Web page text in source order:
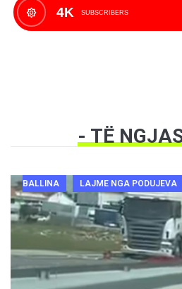
4K SUBSCRIBERS
- TË
BALLINA LAJME NGA PODUJEVA